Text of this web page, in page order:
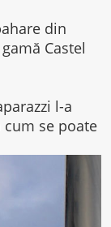
din
Castel
l-a
se poate